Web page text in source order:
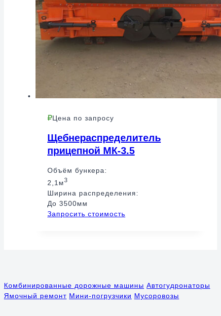
Цена по запросу
Щебнераспределитель
прицепной МК-3.5
Объём бункера:
2,1м3
Ширина распределения:
До 3500мм
Запросить стоимость
Комбинированные дорожные машины Автогудронаторы
Ямочный ремонт Мини-погрузчики Мусоровозы